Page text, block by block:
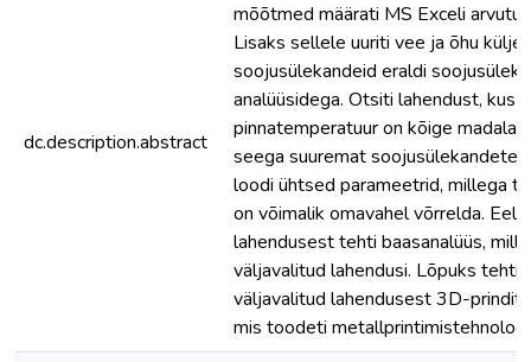
dc.description.abstract
mõõtmed määrati MS Exceli
Lisaks sellele uuriti vee ja õhu külje
soojusülekandeid eraldi
analüüsidega. Otsiti lahendust, kus
pinnatemperatuur on kõige
seega suuremat
loodi ühtsed parameetrid, millega
on võimalik omavahel võrrelda.
lahendusest tehti baasanalüüs,
väljavalitud lahendusi. Lõpuks tehti
väljavalitud lahendusest 3D-
mis toodeti